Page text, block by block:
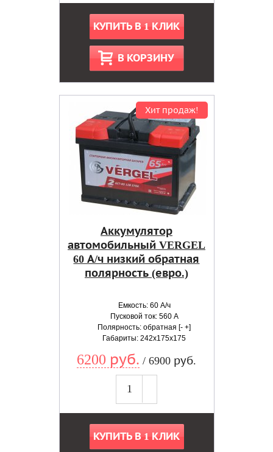
КУПИТЬ В 1 КЛИК
В КОРЗИНУ
Хит продаж!
Аккумулятор
автомобильный VERGEL
60 А/ч низкий обратная
полярность (евро.)
Емкость: 60 А/ч
Пусковой ток: 560 А
Полярность: обратная [- +]
Габариты: 242x175x175
6200 руб. / 6900 руб.
КУПИТЬ В 1 КЛИК